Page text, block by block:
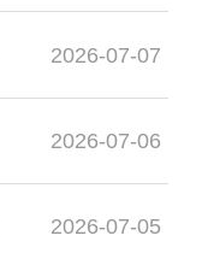
2026-07-07
2026-07-06
2026-07-05